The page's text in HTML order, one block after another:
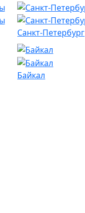
Санкт-Петербург
Байкал